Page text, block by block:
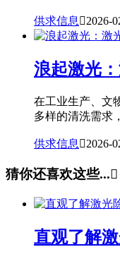
供求信息 2026-
浪起激光
在工业生产、文
多样的清洗需求
供求信息 2026-
猜你还喜欢这些...
直观了解